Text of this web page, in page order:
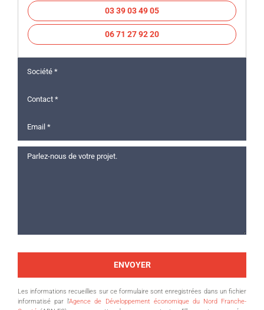
03 39 03 49 05
06 71 27 92 20
Les informations recueillies sur ce formulaire sont enregistrées dans un fichier
informatisé par l'Agence de Développement économique du Nord Franche-